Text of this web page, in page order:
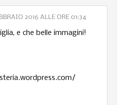
2016 ALLE ORE 01:34
e che belle immagini!